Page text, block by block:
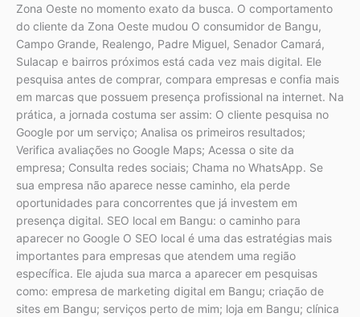
Zona Oeste no momento exato da busca. O comportamento
do cliente da Zona Oeste mudou O consumidor de Bangu,
Campo Grande, Realengo, Padre Miguel, Senador Camará,
Sulacap e bairros próximos está cada vez mais digital. Ele
pesquisa antes de comprar, compara empresas e confia mais
em marcas que possuem presença profissional na internet. Na
prática, a jornada costuma ser assim: O cliente pesquisa no
Google por um serviço; Analisa os primeiros resultados;
Verifica avaliações no Google Maps; Acessa o site da
empresa; Consulta redes sociais; Chama no WhatsApp. Se
sua empresa não aparece nesse caminho, ela perde
oportunidades para concorrentes que já investem em
presença digital. SEO local em Bangu: o caminho para
aparecer no Google O SEO local é uma das estratégias mais
importantes para empresas que atendem uma região
específica. Ele ajuda sua marca a aparecer em pesquisas
como: empresa de marketing digital em Bangu; criação de
sites em Bangu; serviços perto de mim; loja em Bangu; clínica